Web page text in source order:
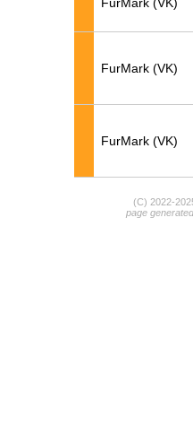
FurMark (VK)
FurMark (VK)
(C) 2022-
page